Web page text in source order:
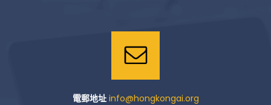
電郵地址 info@hongkongai.org